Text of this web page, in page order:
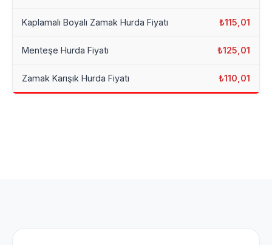
Kaplamalı Boyalı Zamak Hurda Fiyatı ₺115,01
Menteşe Hurda Fiyatı ₺125,01
Zamak Karışık Hurda Fiyatı ₺110,01